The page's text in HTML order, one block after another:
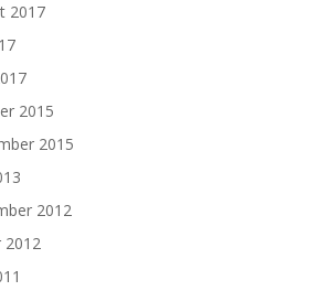
2017
2015
2015
2012
2012